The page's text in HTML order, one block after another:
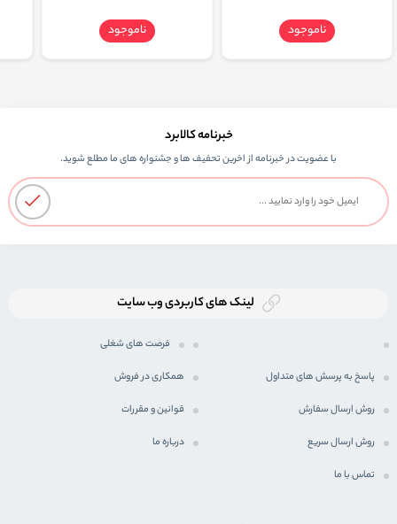
ناموجود ناموجود
خبرنامه کالابرد
با عضویت در خبرنامه از اخرین تحفیف ها و جشنواره های ما مطلع شوید.
لینک های کاربردی وب سایت
فرصت های شغلی
پاسخ به پرسش های متداول همکاری در فروش
روش ارسال سفارش قوانین و مقررات
روش ارسال سریع درباره ما
تماس با ما